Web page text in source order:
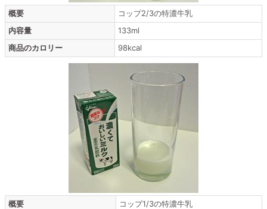
概要
コップ2/3の特濃牛乳
内容量
133ml
商品のカロリー
98kcal
概要
コップ1/3の特濃牛乳